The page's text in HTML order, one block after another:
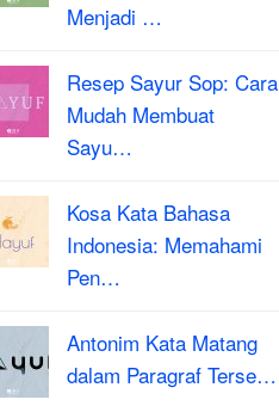
Menjadi …
Resep Sayur Sop: Cara
Mudah Membuat
Sayu…
Kosa Kata Bahasa
Indonesia: Memahami
Pen…
Antonim Kata Matang
dalam Paragraf Terse…